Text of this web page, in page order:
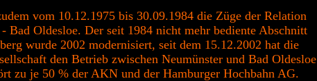
vom 10.12.1975 bis 30.09.1984 die Züge der Relation
Bad Oldesloe. Der seit 1984 nicht mehr bediente Abschnitt
wurde 2002 modernisiert, seit dem 15.12.2002 hat die
den Betrieb zwischen Neumünster und Bad Oldesloe
zu je 50 % der AKN und der Hamburger Hochbahn AG.